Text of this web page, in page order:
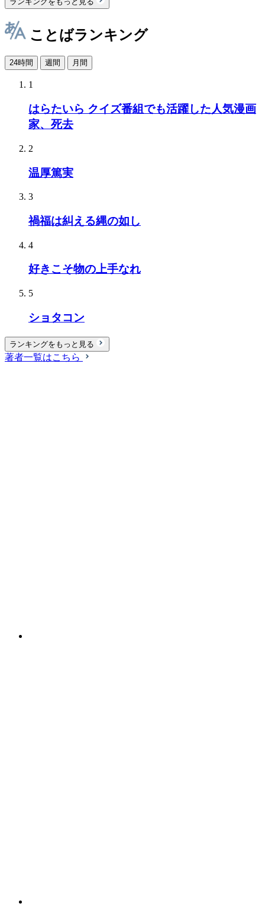
ことばランキング
24時間 週間 月間
1
はらたいら クイズ番組でも活躍した人気漫画
家、死去
2
温厚篤実
3
禍福は糾える縄の如し
4
好きこそ物の上手なれ
5
ショタコン
ランキングをもっと見る
著者一覧はこちら